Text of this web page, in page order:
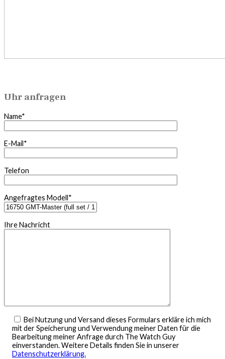
Uhr anfragen
Name*
E-Mail*
Telefon
Angefragtes Modell*
Ihre Nachricht
Bei Nutzung und Versand dieses Formulars erkläre ich mich
mit der Speicherung und Verwendung meiner Daten für die
Bearbeitung meiner Anfrage durch The Watch Guy
einverstanden. Weitere Details finden Sie in unserer
Datenschutzerklärung.